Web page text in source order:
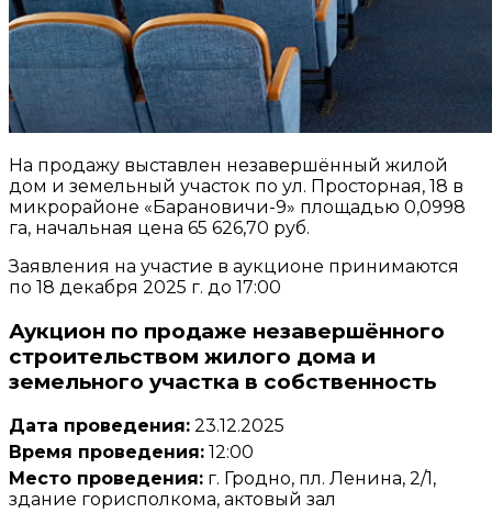
На продажу выставлен незавершённый жилой
дом и земельный участок по ул. Просторная, 18 в
микрорайоне «Барановичи-9» площадью 0,0998
га, начальная цена 65 626,70 руб.
Заявления на участие в аукционе принимаются
по 18 декабря 2025 г. до 17:00
Аукцион по продаже незавершённого
строительством жилого дома и
земельного участка в собственность
Дата проведения: 23.12.2025
Время проведения: 12:00
Место проведения: г. Гродно, пл. Ленина, 2/1,
здание горисполкома, актовый зал